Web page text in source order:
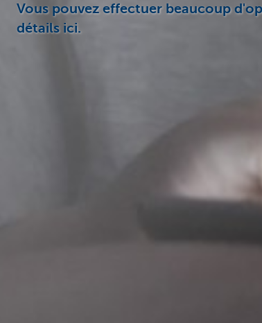
Vous pouvez effectuer beaucoup
détails ici.